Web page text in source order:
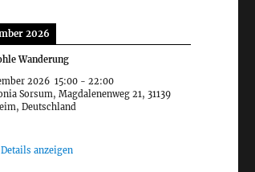
2026
Wanderung
2026 15:00- 22:00
Sorsum, Magdalenenweg 21, 31139
Deutschland
anzeigen